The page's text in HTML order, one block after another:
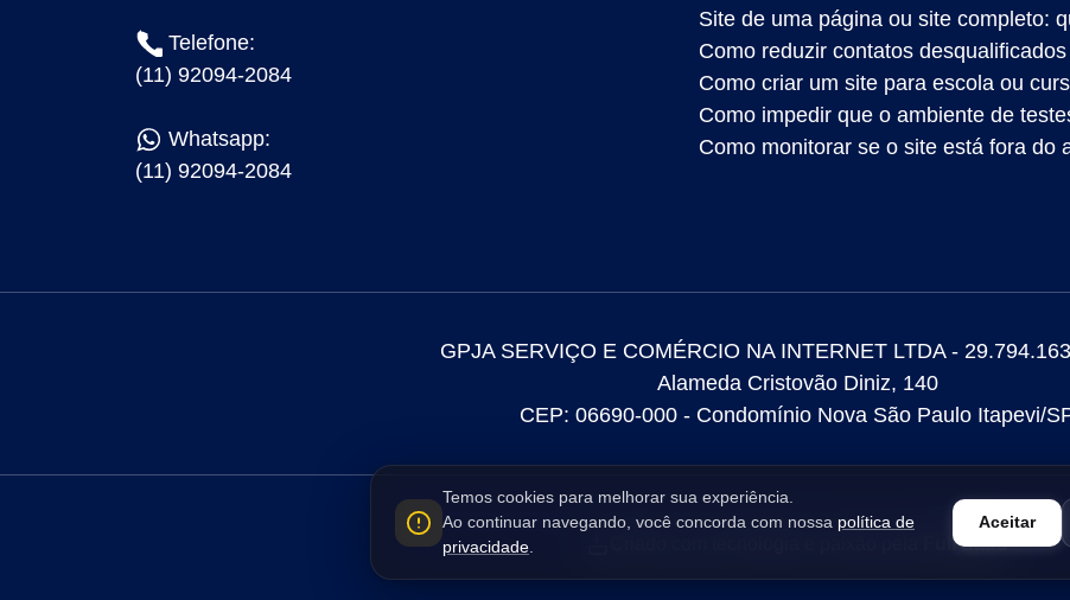
Telefone:
(11) 92094-2084
Whatsapp:
(11) 92094-2084
Site de uma página ou site completo:
Como reduzir contatos
Como criar um site para escola ou
Como impedir que o ambiente de
Como monitorar se o site está fora do
GPJA SERVIÇO E COMÉRCIO NA INTERNET LTDA -
Alameda Cristovão Diniz, 140
CEP: 06690-000 - Condomínio Nova São Paulo Itapevi/
Full SaaS
Temos cookies para melhorar sua experiência.
Ao continuar navegando, você concorda com nossa política de
privacidade
Aceitar